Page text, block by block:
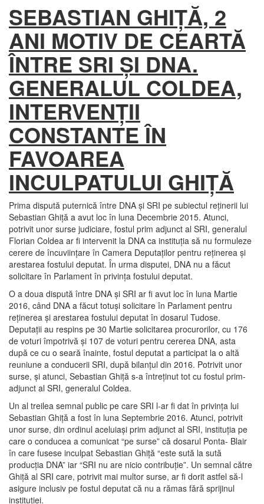
SEBASTIAN GHIŢĂ, 2
ANI MOTIV DE CEARTĂ
ÎNTRE SRI ŞI DNA.
GENERALUL COLDEA,
INTERVENŢII
CONSTANTE ÎN
FAVOAREA
INCULPATULUI GHIŢĂ
Prima dispută puternică între DNA şi SRI pe subiectul reţinerii lui
Sebastian Ghiţă a avut loc în luna Decembrie 2015. Atunci,
potrivit unor surse judiciare, fostul prim adjunct al SRI, generalul
Florian Coldea ar fi intervenit la DNA ca instituţia să nu formuleze
cerere de încuviinţare în Camera Deputaţilor pentru reţinerea şi
arestarea fostului deputat. În urma disputei, DNA nu a făcut
solicitare în Parlament în privinţa fostului deputat.
O a doua dispută între DNA şi SRI ar fi avut loc în luna Martie
2016, când DNA a făcut totuşi solicitare în Parlament pentru
reţinerea şi arestarea fostului deputat în dosarul Tudose.
Deputaţii au respins pe 30 Martie solicitarea procurorilor, cu 176
de voturi împotrivă şi 107 de voturi pentru cererea DNA, asta
după ce cu o seară înainte, fostul deputat a participat la o altă
reuniune a conducerii SRI, după bilanţul din 2016. Potrivit unor
surse, şi atunci, Sebastian Ghiţă s-a întreţinut tot cu fostul prim-
adjunct al SRI, generalul Coldea.
Un al treilea semnal public pe care SRI l-ar fi dat în privinţa lui
Sebastian Ghiţă a fost în luna Septembrie 2016. Atunci, potrivit
unor surse, din ordinul aceluiaşi prim adjunct al SRI, instituţia pe
care o conducea a comunicat “pe surse” că dosarul Ponta- Blair
în care fusese inculpat Sebastian Ghiţă “este sută la sută
producţia DNA” iar “SRI nu are nicio contribuţie”. Un semnal către
Ghiţă al SRI care, potrivit mai multor surse, ar fi dorit astfel să-l
asigure inclusiv pe fostul deputat că nu a rămas fără sprijinul
instituţiei.